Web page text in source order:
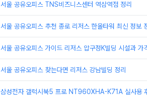
서울 공유오피스 TNS비즈니스센터 역삼역점 정리
서울 공유오피스 추천 종로 리저스 한올타워 최신 정보
서울 공유오피스 가이드 리저스 압구정K빌딩 시설과 가
서울 공유오피스 찾는다면 리저스 강남빌딩 정리
삼성전자 갤럭시북5 프로 NT960XHA-K71A 실사용